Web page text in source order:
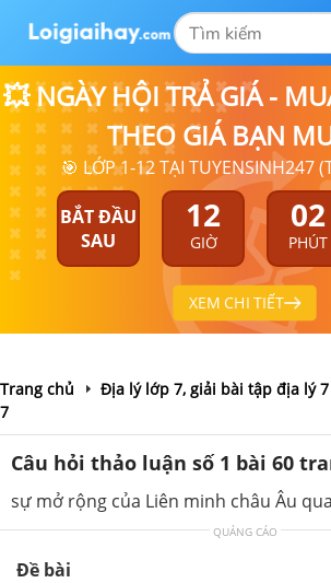
💥 NGÀY HỘI TRẢ GIÁ -
THEO GIÁ BẠN
🎯 LỚP 1-12 TẠI TUYENSINH247
BẮT ĐẦU
SAU
12
GIỜ
02
PHÚT
XEM CHI TIẾT
Trang chủ
Địa lý lớp 7, giải bài tập địa lý
7
Câu hỏi thảo luận số 1 bài 60
sự mở rộng của Liên minh châu Âu
QUẢNG CÁO
Đề bài